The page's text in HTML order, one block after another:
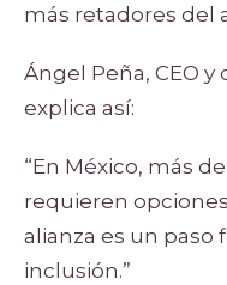
más retadores del
Ángel Peña, CEO
explica así:
“En México, más
requieren
alianza es un paso
inclusión.”